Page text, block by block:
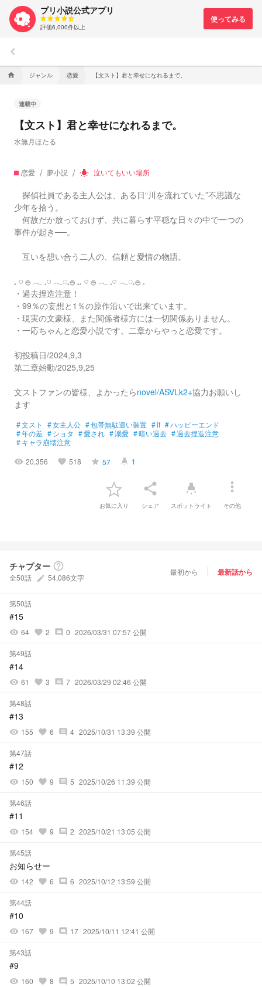
プリ小説公式アプリ
評価6,000件以上
keyboard_arrow_left
home ジャンル 恋愛 【文スト】君と幸せになれるまで。
連載中
【文スト】君と幸せになれるまで。
水無月ほたる
恋愛 夢小説 wb_incandescent 泣いてもいい場所
探偵社員である主人公は、ある日“川を流れていた”不思議な
少年を拾う。
何故だか放っておけず、共に暮らす平穏な日々の中で一つの
事件が起き──。
互いを想い合う二人の、信頼と愛情の物語。
𓈒 𓏸 𓐍 𓂃 𓈒𓏸 𓂃◌𓈒𓐍 𓈒𓈒 𓏸 𓐍 𓂃 𓈒𓏸 𓂃◌𓈒𓐍 𓈒
・過去捏造注意！
・99％の妄想と1％の原作沿いで出来ています。
・現実の文豪様、また関係者様方には一切関係ありません。
・一応ちゃんと恋愛小説です。二章からやっと恋愛です。
初投稿日/2024,9,3
第二章始動/2025,9,25
文ストファンの皆様、よかったらnovel/ASVLk2+協力お願いし
ます
#文スト #女主人公 #包帯無駄遣い装置 #if #ハッピーエンド
#年の差 #ショタ #愛され #溺愛 #暗い過去 #過去捏造注意
#キャラ崩壊注意
visibility 20,356 favorite 518 grade 57 highlight 1
お気に入り
share
シェア
highlight
スポットライト
more_vert
その他
チャプター help_outline
全50話 create 54,086文字
最初から 最新話から
第50話
#15
visibility 64 favorite 2 comment 0 2026/03/31 07:57 公開
第49話
#14
visibility 61 favorite 3 comment 7 2026/03/29 02:46 公開
第48話
#13
visibility 155 favorite 6 comment 4 2025/10/31 13:39 公開
第47話
#12
visibility 150 favorite 9 comment 5 2025/10/26 11:39 公開
第46話
#11
visibility 154 favorite 9 comment 2 2025/10/21 13:05 公開
第45話
お知らせー
visibility 142 favorite 6 comment 6 2025/10/12 13:59 公開
第44話
#10
visibility 167 favorite 9 comment 17 2025/10/11 12:41 公開
第43話
#9
visibility 160 favorite 8 comment 5 2025/10/10 13:02 公開